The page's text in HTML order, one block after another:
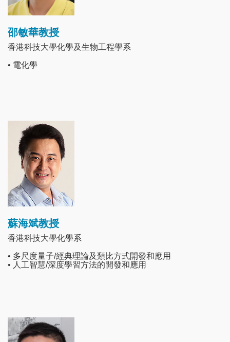
邵敏華教授
香港科技大學化學及生物工程學系
• 電化學
Image
蘇海斌教授
香港科技大學化學系
• 多尺度量子/經典理論及類比方式開發和應用
• 人工智慧/深度學習方法的開發和應用
Image